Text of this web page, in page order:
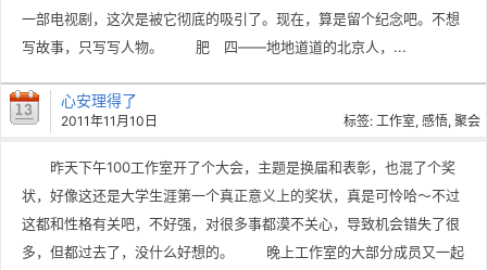
一部电视剧，这次是被它彻底的吸引了。现在，算是留个纪念吧。不想
写故事，只写写人物。 肥 四——地地道道的北京人，...
心安理得了
2011年11月10日 标签: 工作室, 感悟, 聚会
昨天下午100工作室开了个大会，主题是换届和表彰，也混了个奖
状，好像这还是大学生涯第一个真正意义上的奖状，真是可怜哈～不过
这都和性格有关吧，不好强，对很多事都漠不关心，导致机会错失了很
多，但都过去了，没什么好想的。 晚上工作室的大部分成员又一起